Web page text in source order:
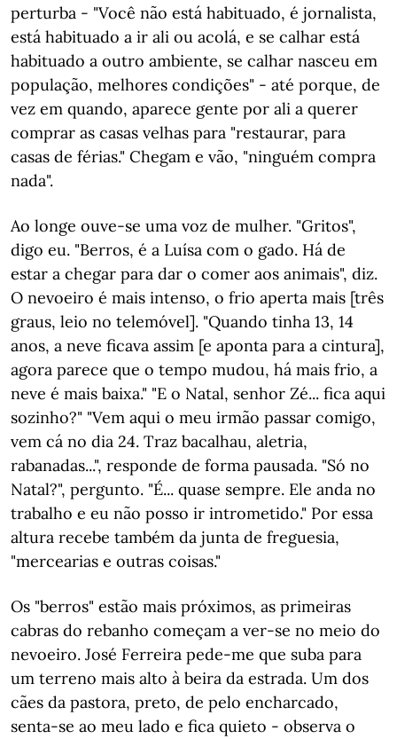
perturba - "Você não está habituado, é jornalista,
está habituado a ir ali ou acolá, e se calhar está
habituado a outro ambiente, se calhar nasceu em
população, melhores condições" - até porque, de
vez em quando, aparece gente por ali a querer
comprar as casas velhas para "restaurar, para
casas de férias." Chegam e vão, "ninguém compra
nada".
Ao longe ouve-se uma voz de mulher. "Gritos",
digo eu. "Berros, é a Luísa com o gado. Há de
estar a chegar para dar o comer aos animais", diz.
O nevoeiro é mais intenso, o frio aperta mais [três
graus, leio no telemóvel]. "Quando tinha 13, 14
anos, a neve ficava assim [e aponta para a cintura],
agora parece que o tempo mudou, há mais frio, a
neve é mais baixa." "E o Natal, senhor Zé... fica aqui
sozinho?" "Vem aqui o meu irmão passar comigo,
vem cá no dia 24. Traz bacalhau, aletria,
rabanadas...", responde de forma pausada. "Só no
Natal?", pergunto. "É... quase sempre. Ele anda no
trabalho e eu não posso ir intrometido." Por essa
altura recebe também da junta de freguesia,
"mercearias e outras coisas."
Os "berros" estão mais próximos, as primeiras
cabras do rebanho começam a ver-se no meio do
nevoeiro. José Ferreira pede-me que suba para
um terreno mais alto à beira da estrada. Um dos
cães da pastora, preto, de pelo encharcado,
senta-se ao meu lado e fica quieto - observa o